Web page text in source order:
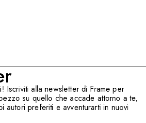
Iscriviti alla newsletter di Frame per
su quello che accade attorno a te,
autori preferiti e avventurarti in nuovi